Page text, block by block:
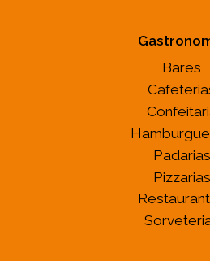
Bares
Padarias
Pizzarias